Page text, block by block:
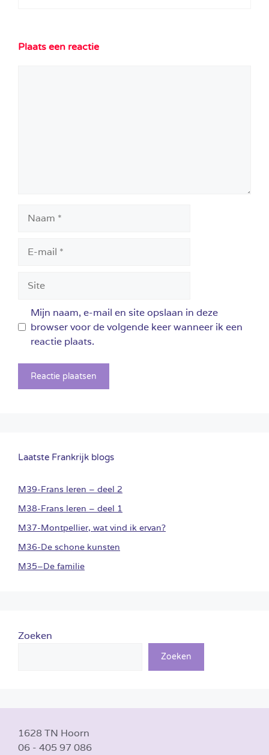
Plaats een reactie
mail
Mijn naam, e-mail en site opslaan in deze
browser voor de volgende keer wanneer ik een
reactie plaats.
Laatste Frankrijk blogs
M39-Frans leren – deel 2
M38-Frans leren – deel 1
M37-Montpellier, wat vind ik ervan?
M36-De schone kunsten
M35–De familie
Zoeken
Zoeken
1628 TN Hoorn
06 - 405 97 086